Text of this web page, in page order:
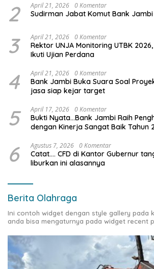
2 April 21, 2026 0 Komentar
Sudirman Jabat Komut Bank Jambi
3 April 21, 2026 0 Komentar
Rektor UNJA Monitoring UTBK
Ikuti Ujian Perdana
4 April 21, 2026 0 Komentar
Bank Jambi Buka Suara Soal
jasa siap kejar target
5 April 17, 2026 0 Komentar
Bukti Nyata…Bank Jambi Raih
dengan Kinerja Sangat Baik Tahun
6 Agustus 7, 2026 0 Komentar
Catat…. CFD di Kantor Gubernur
liburkan ini alasannya
Berita Olahraga
Ini contoh widget dengan style gallery pada
anda bisa mengaturnya pada widget recent